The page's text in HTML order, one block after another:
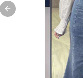
Previous slide